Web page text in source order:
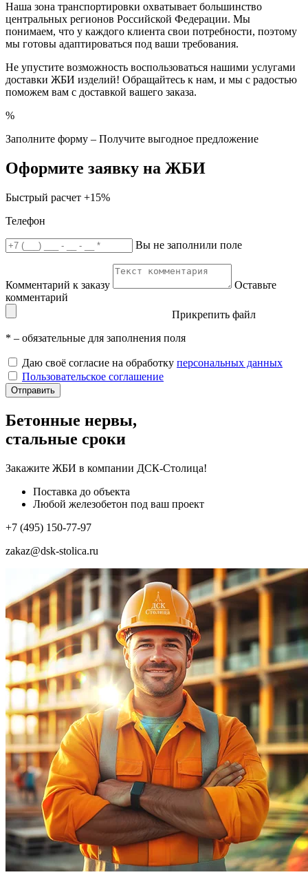
Наша зона транспортировки охватывает большинство
центральных регионов Российской Федерации. Мы
понимаем, что у каждого клиента свои потребности, поэтому
мы готовы адаптироваться под ваши требования.
Не упустите возможность воспользоваться нашими услугами
доставки ЖБИ изделий! Обращайтесь к нам, и мы с радостью
поможем вам с доставкой вашего заказа.
%
Заполните форму – Получите выгодное предложение
Оформите заявку на ЖБИ
Быстрый расчет +15%
Телефон
Вы не заполнили поле
Комментарий к заказу
Оставьте
комментарий
Прикрепить файл
* – обязательные для заполнения поля
Даю своё согласие на обработку персональных данных
Пользовательское соглашение
Отправить
Бетонные нервы,
стальные сроки
Закажите ЖБИ в компании ДСК-Столица!
Поставка до объекта
Любой железобетон под ваш проект
+7 (495) 150-77-97
zakaz@dsk-stolica.ru